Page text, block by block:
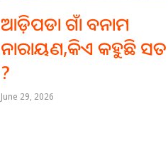
ଆଡ଼ିପଡା ଗାଁ ବନାମ
ନାରାୟଣ,କିଏ କହୁଛି ସତ
?
June 29, 2026